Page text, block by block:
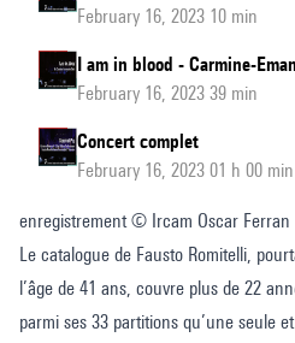
February 16, 2023 10 min
I am in blood - Carmine-
February 16, 2023 39 min
Concert complet
February 16, 2023 01 h 00 min
enregistrement © Ircam Oscar Ferran
Le catalogue de Fausto Romitelli,
l’âge de 41 ans, couvre plus de 22
parmi ses 33 partitions qu’une seule